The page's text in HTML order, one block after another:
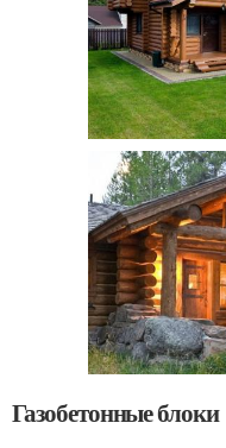
Газобетонные блоки